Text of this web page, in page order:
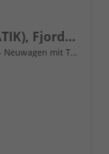
Basis 1.5 eTSI 150PS DSG (AUTOMATIK), Fjord-Blau, 18" Alu Garbi, Sitzheizung, M-Lederlenkrad beheizt, Parksensoren vorne und hinten, Adaptiver Tempomat, 3-Zonen-Climatronic, Radio 12,9" + Full Link (Navi-Funktion über Smartphone), Elektr. Heckklappe
Neuwagen mit Tageszulassung